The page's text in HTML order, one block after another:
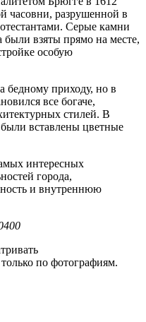
часовни, разрушенной в
Серые камни
взяты прямо на месте,
особую
бедному приходу, но в
все богаче,
стилей. В
вставлены цветные
интересных
города,
и внутреннюю
по фотографиям.